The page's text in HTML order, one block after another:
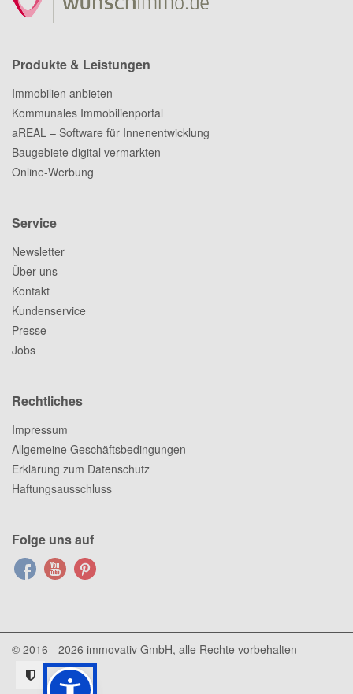
Produkte & Leistungen
Immobilien anbieten
Kommunales Immobilienportal
aREAL – Software für Innenentwicklung
Baugebiete digital vermarkten
Online-Werbung
Service
Newsletter
Über uns
Kontakt
Kundenservice
Presse
Jobs
Rechtliches
Impressum
Allgemeine Geschäftsbedingungen
Erklärung zum Datenschutz
Haftungsausschluss
Folge uns auf
© 2016 - 2026 immovativ GmbH, alle Rechte vorbehalten